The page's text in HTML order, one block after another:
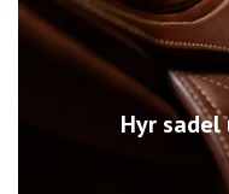
Hyr